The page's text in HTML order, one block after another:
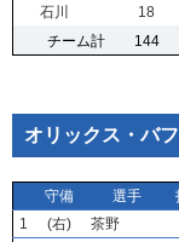
石川
18
チーム計
144
石川
18
チーム計
144
石川
18
チーム計
144
石川
18
チーム計
144
オリックス・バ
守備 選手
1
(右) 茶野
守備 選手
1
(右) 茶野
守備 選手
1
(右) 茶野
守備 選手
1
(右) 茶野